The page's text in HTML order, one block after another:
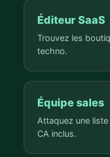
Éditeur SaaS
Trouvez les
techno.
Équipe sales
Attaquez une
CA inclus.